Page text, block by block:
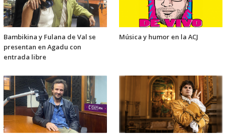
Bambikina y Fulana de Val se
presentan en Agadu con
entrada libre
Música y humor en la ACJ